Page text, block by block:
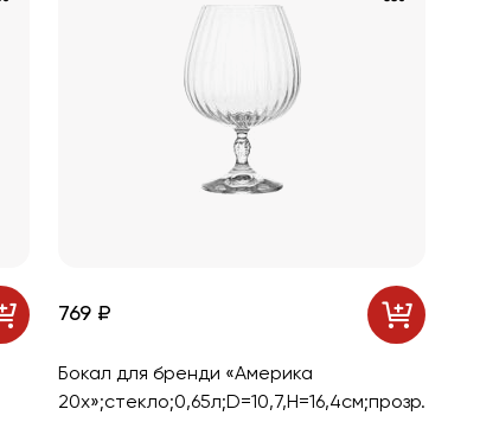
769 ₽
Бокал для бренди «Америка
20х»;стекло;0,65л;D=10,7,H=16,4см;прозр.